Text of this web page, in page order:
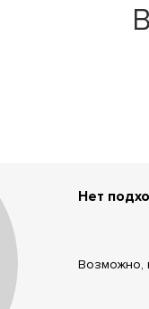
Нет
Возможно,